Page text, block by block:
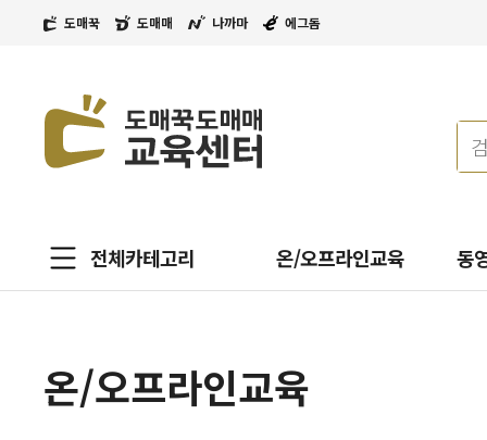
도매꾹 도매매 나까마 에그돔
전체카테고리 온/오프라인교육 동
온/오프라인교육